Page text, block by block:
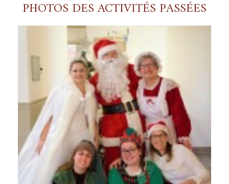
PHOTOS DES ACTIVITÉS PASSÉES